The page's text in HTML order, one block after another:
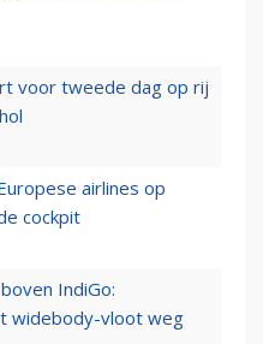
voor tweede dag op rij
airlines op
cockpit
IndiGo:
widebody-vloot weg